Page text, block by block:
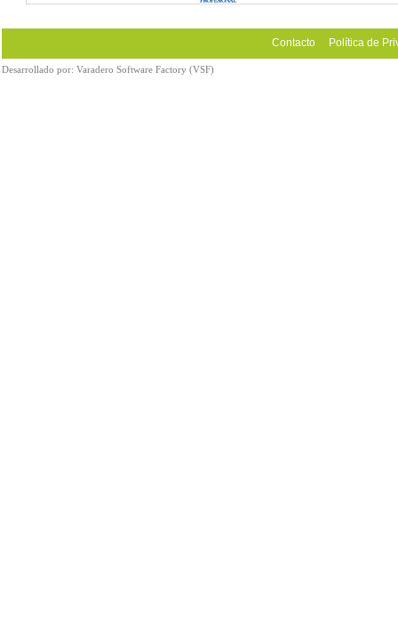
Contacto Política de
Desarrollado por: Varadero Software Factory (VSF)